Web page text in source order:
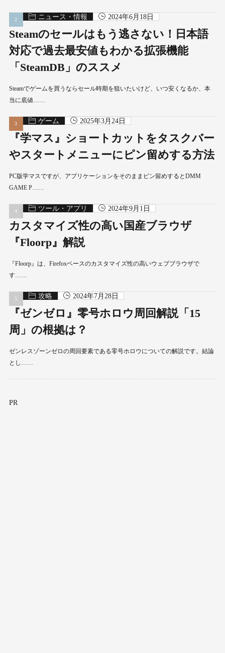
ニュース・情報 2024年6月18日
Steamのセールはもう逃さない！日本語
対応で過去最安値もわかる拡張機能
「SteamDB」のススメ
Steamでゲームを買うならセール時期を狙いたいけど、いつ安くなるか、本
当に底値……
ゲーム 2025年3月24日
『学マス』ショートカットをタスクバー
やスタートメニューにピン留めする方法
PC版学マスですが、アプリケーションをそのままピン留めするとDMM
GAME P……
ツール・アプリ 2024年9月1日
カスタマイズ性の高い国産ブラウザ
『Floorp』解説
『Floorp』は、Firefoxベースのカスタマイズ性の高いウェブブラウザで
す……
攻略 2024年7月28日
『ゼンゼロ』零号ホロウ周回解説「15
周」の根拠は？
ゼンレスゾーンゼロの周回要素である零号ホロウについての解説です。結論
とし……
PR